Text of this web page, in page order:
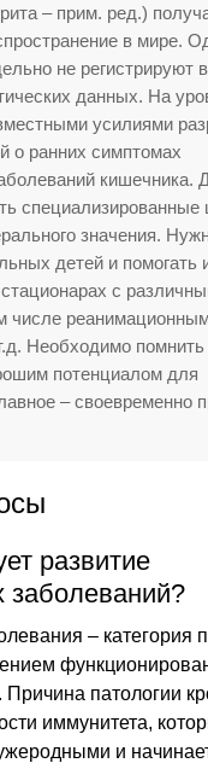
– прим. ред.)
в мире.
не регистрируют
данных. На
усилиями
о ранних симптомах
кишечника.
специализированные
значения.
детей и помогать
с
числе
Необходимо
потенциалом для
– своевременно
развитие
заболеваний?
– категория
патологии
иммунитета,
и